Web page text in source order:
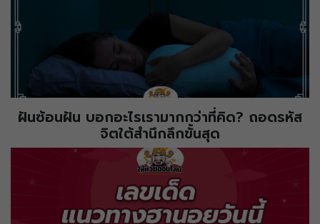
ฝันซ้อนฝัน บอกอะไรเรามากกว่าที่คิด? ถอดรหัส
จิตใต้สำนึกลึกขั้นสุด